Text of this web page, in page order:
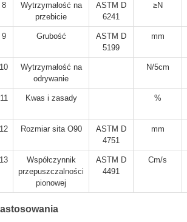
8
Wytrzymałość na
przebicie
ASTM D
6241
≥N
9 Grubość
ASTM D
5199
mm
10
Wytrzymałość na
odrywanie
N/5cm
11 Kwas i zasady %
12 Rozmiar sita O90
ASTM D
4751
mm
13
Współczynnik
przepuszczalności
pionowej
ASTM D
4491
Cm/s